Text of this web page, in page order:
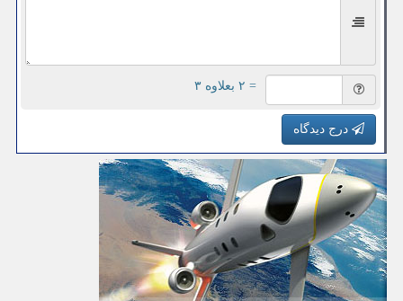
= ۲ بعلاوه ۳
درج دیدگاه